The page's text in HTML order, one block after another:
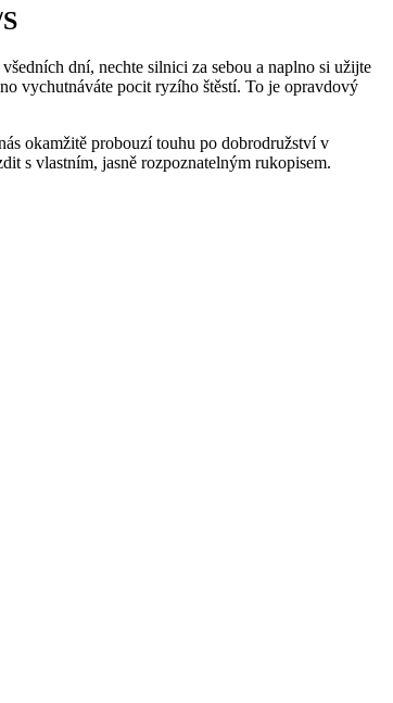
dní, nechte silnici za sebou a naplno si užijte
vychutnáváte pocit ryzího štěstí. To je opravdový
okamžitě probouzí touhu po dobrodružství v
s vlastním, jasně rozpoznatelným rukopisem.